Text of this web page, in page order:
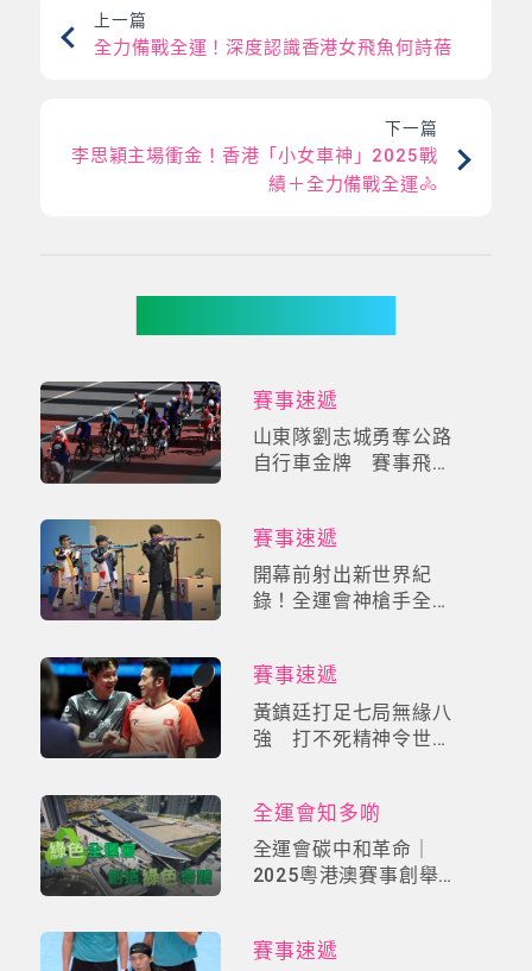
上一篇
全力備戰全運！深度認識香港女飛魚何詩蓓
下一篇
李思穎主場衝金！香港「小女車神」2025戰
績＋全力備戰全運🚴
賽事速遞
山東隊劉志城勇奪公路
自行車金牌 賽事飛馳
賽事速遞
開幕前射出新世界紀
錄！全運會神槍手全員
賽事速遞
黃鎮廷打足七局無緣八
強 打不死精神令世一
全運會知多啲
全運會碳中和革命｜
2025粵港澳賽事創舉！
賽事速遞